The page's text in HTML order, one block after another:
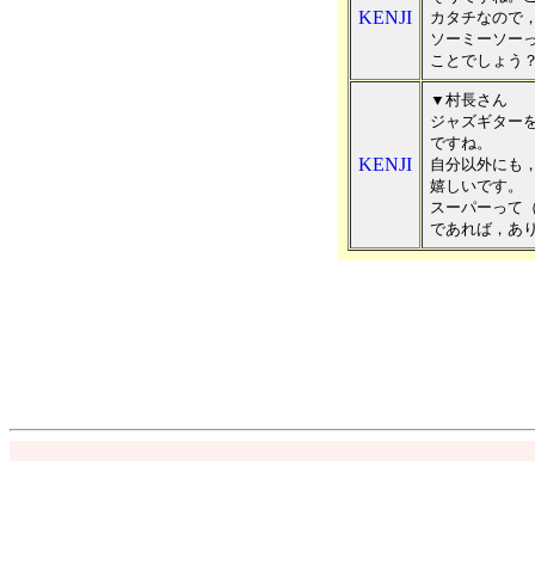
KENJI
カタチなので
ソーミーソー
ことでしょう
KENJI
▼村長さん
ジャズギター
ですね。
自分以外にも
嬉しいです。
スーパーって
であれば，あ